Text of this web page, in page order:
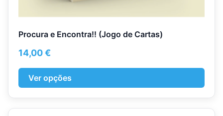
Procura e Encontra!! (Jogo de Cartas)
14,00€
Ver opções